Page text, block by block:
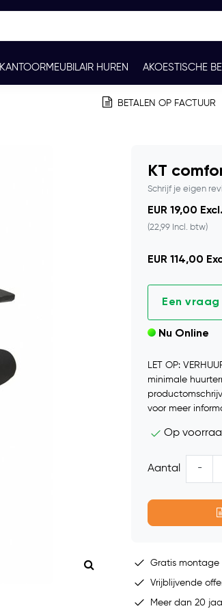
KANTOORMEUBILAIR HUREN AKOESTISCHE
BETALEN OP FACTUUR
KT
Schrijf je eigen
EUR 19,00
(22,99 Incl. btw)
EUR 114,00
Een
Nu Online
LET OP:
minimale
voor meer
Op
Aantal -
Gratis montage
Vrijblijvende
Meer dan 20